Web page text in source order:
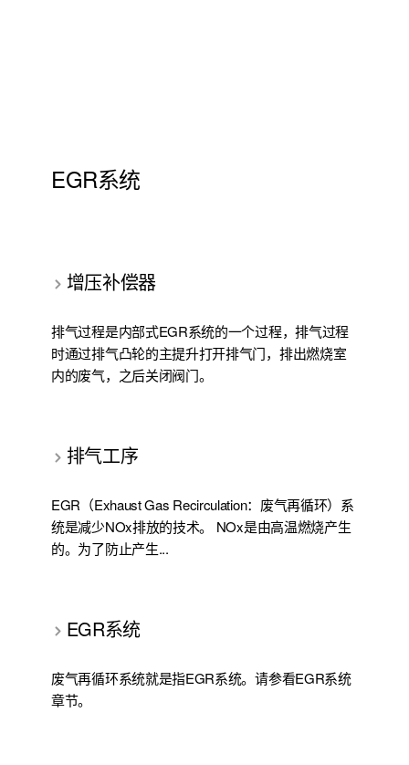
EGR系统
增压补偿器
排气过程是内部式EGR系统的一个过程，排气过程
时通过排气凸轮的主提升打开排气门，排出燃烧室
内的废气，之后关闭阀门。
排气工序
EGR（Exhaust Gas Recirculation：废气再循环）系
统是减少NOx排放的技术。 NOx是由高温燃烧产生
的。为了防止产生...
EGR系统
废气再循环系统就是指EGR系统。请参看EGR系统
章节。